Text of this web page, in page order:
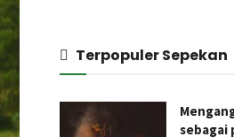
Terpopuler Sepekan
sebagai